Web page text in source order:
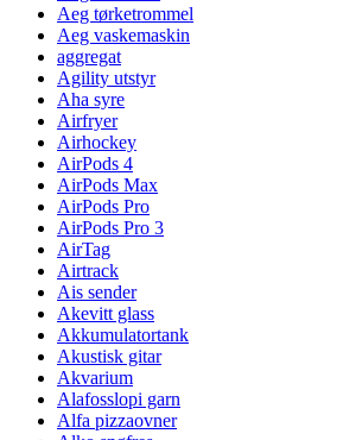
Aeg tørketrommel
Aeg vaskemaskin
aggregat
Agility utstyr
Aha syre
Airfryer
Airhockey
AirPods 4
AirPods Max
AirPods Pro
AirPods Pro 3
AirTag
Airtrack
Ais sender
Akevitt glass
Akkumulatortank
Akustisk gitar
Akvarium
Alafosslopi garn
Alfa pizzaovner